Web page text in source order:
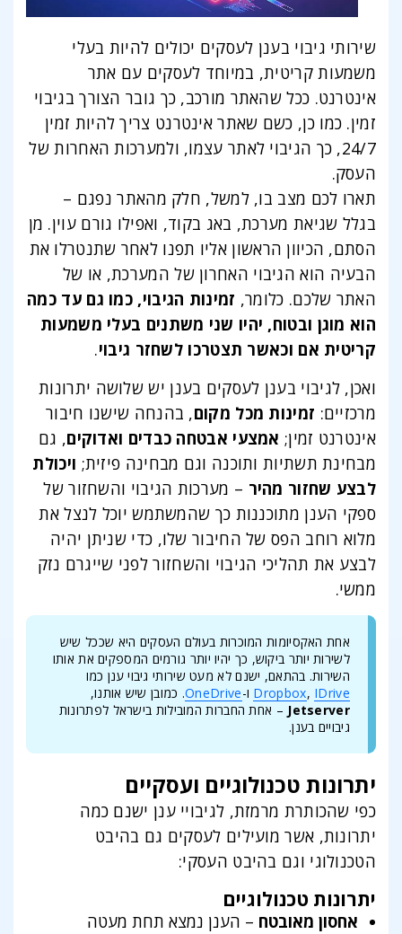
שירותי גיבוי בענן לעסקים יכולים להיות בעלי
משמעות קריטית, במיוחד לעסקים עם אתר
אינטרנט. ככל שהאתר מורכב, כך גובר הצורך בגיבוי
זמין. כמו כן, כשם שאתר אינטרנט צריך להיות זמין
24/7, כך הגיבוי לאתר עצמו, ולמערכות האחרות של
העסק.
תארו לכם מצב בו, למשל, חלק מהאתר נפגם –
בגלל שגיאת מערכת, באג בקוד, ואפילו גורם עוין. מן
הסתם, הכיוון הראשון אליו תפנו לאחר שתנטרלו את
הבעיה הוא הגיבוי האחרון של המערכת, או של
האתר שלכם. כלומר, זמינות הגיבוי, כמו גם עד כמה
הוא מוגן ובטוח, יהיו שני משתנים בעלי משמעות
קריטית אם וכאשר תצטרכו לשחזר גיבוי.
ואכן, לגיבוי בענן לעסקים בענן יש שלושה יתרונות
מרכזיים: זמינות מכל מקום, בהנחה שישנו חיבור
אינטרנט זמין; אמצעי אבטחה כבדים ואדוקים, גם
מבחינת תשתיות ותוכנה וגם מבחינה פיזית; ויכולת
לבצע שחזור מהיר – מערכות הגיבוי והשחזור של
ספקי הענן מתוכננות כך שהמשתמש יוכל לנצל את
מלוא רוחב הפס של החיבור שלו, כדי שניתן יהיה
לבצע את תהליכי הגיבוי והשחזור לפני שייגרם נזק
ממשי.
אחת האקסיומות המוכרות בעולם העסקים היא שככל שיש
לשירות יותר ביקוש, כך יהיו יותר גורמים המספקים את אותו
השירות. בהתאם, ישנם לא מעט שירותי גיבוי ענן כמו
Dropbox, IDrive ו-OneDrive. כמובן שיש אותנו,
Jetserver – אחת החברות המובילות בישראל לפתרונות
גיבויים בענן.
יתרונות טכנולוגיים ועסקיים
כפי שהכותרת מרמזת, לגיבויי ענן ישנם כמה
יתרונות, אשר מועילים לעסקים גם בהיבט
הטכנולוגי וגם בהיבט העסקי:
יתרונות טכנולוגיים
אחסון מאובטח – הענן נמצא תחת מעטה